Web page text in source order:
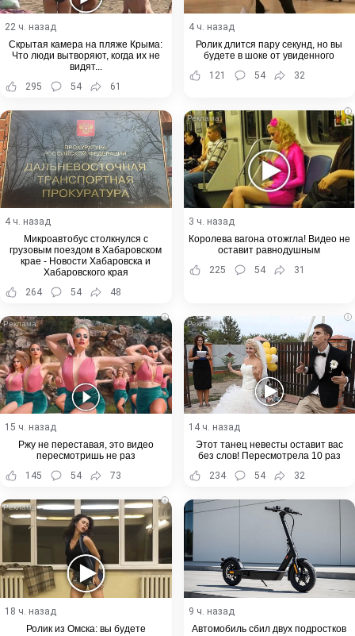
22 ч. назад
Скрытая камера на пляже Крыма:
Что люди вытворяют, когда их не
видят...
295
54 61
4 ч. назад
Ролик длится пару секунд, но вы
будете в шоке от увиденного
121
54 32
4 ч. назад
Микроавтобус столкнулся с
грузовым поездом в Хабаровском
крае - Новости Хабаровска и
Хабаровского края
264
54 48
i
3 ч. назад
Королева вагона отожгла! Видео не
оставит равнодушным
225
54 31
i
15 ч. назад
Ржу не переставая, это видео
пересмотришь не раз
145
54 73
i
14 ч. назад
Этот танец невесты оставит вас
без слов! Пересмотрела 10 раз
234
54 32
i
18 ч. назад
Ролик из Омска: вы будете
9 ч. назад
Автомобиль сбил двух подростков